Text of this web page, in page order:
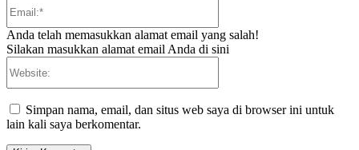
Anda telah memasukkan alamat email yang salah!
Silakan masukkan alamat email Anda di sini
Simpan nama, email, dan situs web saya di browser ini untuk
lain kali saya berkomentar.